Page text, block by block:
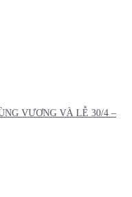
VƯƠNG VÀ LỄ 30/4 –